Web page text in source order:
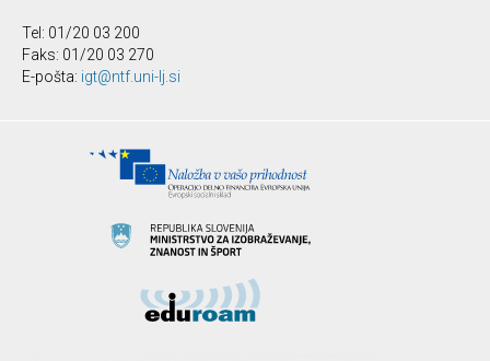
Tel: 01/20 03 200
Faks: 01/20 03 270
E-pošta: igt@ntf.uni-lj.si